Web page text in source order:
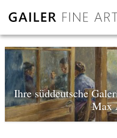
Ihre süddeutsche
Max